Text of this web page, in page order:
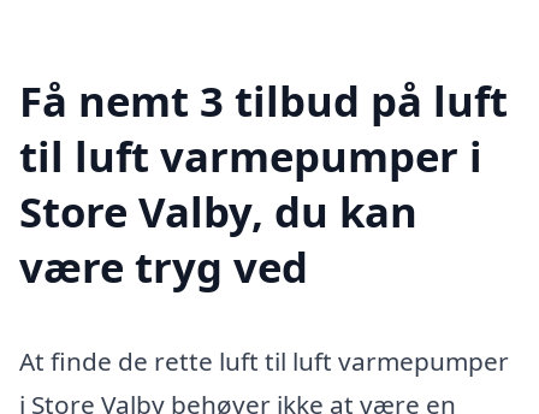
Få nemt 3 tilbud på luft
til luft varmepumper i
Store Valby, du kan
være tryg ved
At finde de rette luft til luft varmepumper
i Store Valby behøver ikke at være en